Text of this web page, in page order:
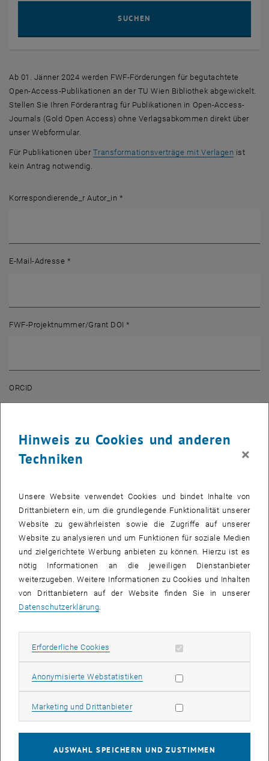
SUCHEN
Ab 01. Jänner 2024 werden FWF-Förderungen für begutachtete
Open-Access-Publikationen an der TU Wien Bibliothek abgewickelt.
Stellen Sie Ihren Förderantrag für Publikationen in Open-Access-
Journals (Gold Open Access) ohne Verlagsabkommen direkt über
unser Webformular.
Für Publikationen über Transformationsverträge mit Verlagen ist
kein Antrag notwendig.
Korrespondierende_r Autor_in *
E-Mail-Adresse *
FWF-Projektnummer/Grant DOI *
ORCID
*
Titel der Publikation (Artikel, Beitrag etc.)*
Verlag
Forschungsartikel
Review-Artikel
Short/Rapid/Brief Communication
Beitrag in Sammelband/Proceeding
Informationen")
Hinweis zu Cookies und anderen
Techniken
×
Unsere Website verwendet Cookies und bindet Inhalte von
Drittanbietern ein, um die grundlegende Funktionalität unserer
Website zu gewährleisten sowie die Zugriffe auf unserer
Website zu analysieren und um Funktionen für soziale Medien
und zielgerichtete Werbung anbieten zu können. Hierzu ist es
nötig Informationen an die jeweiligen Dienstanbieter
weiterzugeben. Weitere Informationen zu Cookies und Inhalten
von Drittanbietern auf der Website finden Sie in unserer
Datenschutzerklärung.
Erforderliche Cookies Erforderliche Cookies zulassen
Anonymisierte WebstatistikenStatistik Cookies zulassen
Marketing und DrittanbieterMarketing Cookies zulassen
AUSWAHL SPEICHERN UND ZUSTIMMEN